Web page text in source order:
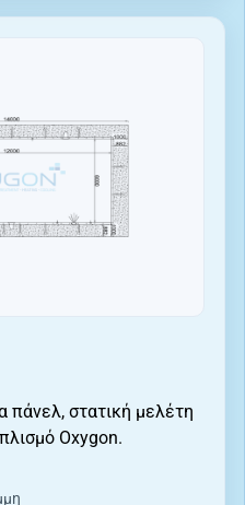
πάνελ, στατική μελέτη
Oxygon.